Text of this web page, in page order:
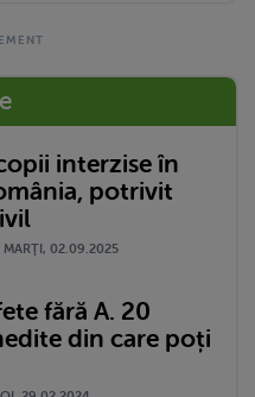
interzise în
potrivit
MARŢI, 02.09.2025
fără A. 20
din care poți